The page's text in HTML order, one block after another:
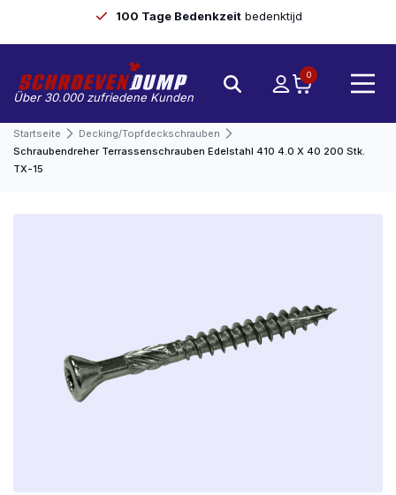
100 Tage Bedenkzeitbedenktijd
Über 30.000 zufriedene Kunden
0
Startseite
Decking/Topfdeckschrauben
Schraubendreher Terrassenschrauben Edelstahl 410 4.0 X 40 200 Stk.
TX-15